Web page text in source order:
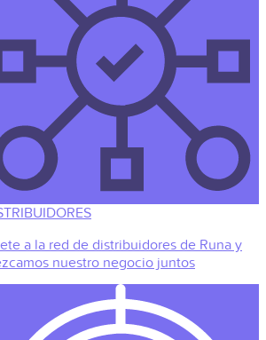
a la red de distribuidores de Runa y
nuestro negocio juntos